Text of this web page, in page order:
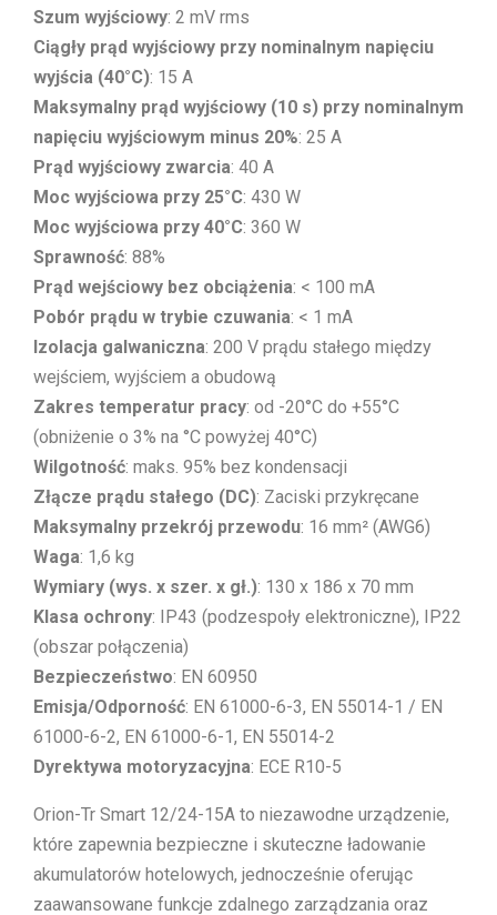
Szum wyjściowy: 2 mV rms
Ciągły prąd wyjściowy przy nominalnym napięciu
wyjścia (40°C): 15 A
Maksymalny prąd wyjściowy (10 s) przy nominalnym
napięciu wyjściowym minus 20%: 25 A
Prąd wyjściowy zwarcia: 40 A
Moc wyjściowa przy 25°C: 430 W
Moc wyjściowa przy 40°C: 360 W
Sprawność: 88%
Prąd wejściowy bez obciążenia: < 100 mA
Pobór prądu w trybie czuwania: < 1 mA
Izolacja galwaniczna: 200 V prądu stałego między
wejściem, wyjściem a obudową
Zakres temperatur pracy: od -20°C do +55°C
(obniżenie o 3% na °C powyżej 40°C)
Wilgotność: maks. 95% bez kondensacji
Złącze prądu stałego (DC): Zaciski przykręcane
Maksymalny przekrój przewodu: 16 mm² (AWG6)
Waga: 1,6 kg
Wymiary (wys. x szer. x gł.): 130 x 186 x 70 mm
Klasa ochrony: IP43 (podzespoły elektroniczne), IP22
(obszar połączenia)
Bezpieczeństwo: EN 60950
Emisja/Odporność: EN 61000-6-3, EN 55014-1 / EN
61000-6-2, EN 61000-6-1, EN 55014-2
Dyrektywa motoryzacyjna: ECE R10-5
Orion-Tr Smart 12/24-15A to niezawodne urządzenie,
które zapewnia bezpieczne i skuteczne ładowanie
akumulatorów hotelowych, jednocześnie oferując
zaawansowane funkcje zdalnego zarządzania oraz